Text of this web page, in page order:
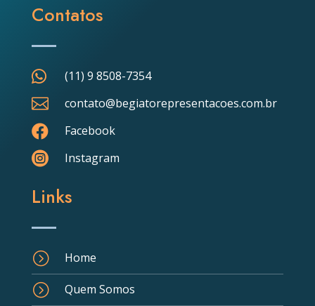
Contatos
 (11) 9 8508-7354
 contato@begiatorepresentacoes.com.br
 Facebook
 Instagram
Links
= Home
= Quem Somos